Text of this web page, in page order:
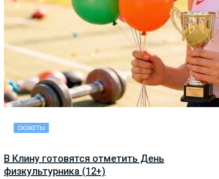
СЮЖЕТЫ
В Клину готовятся отметить День
физкультурника (12+)